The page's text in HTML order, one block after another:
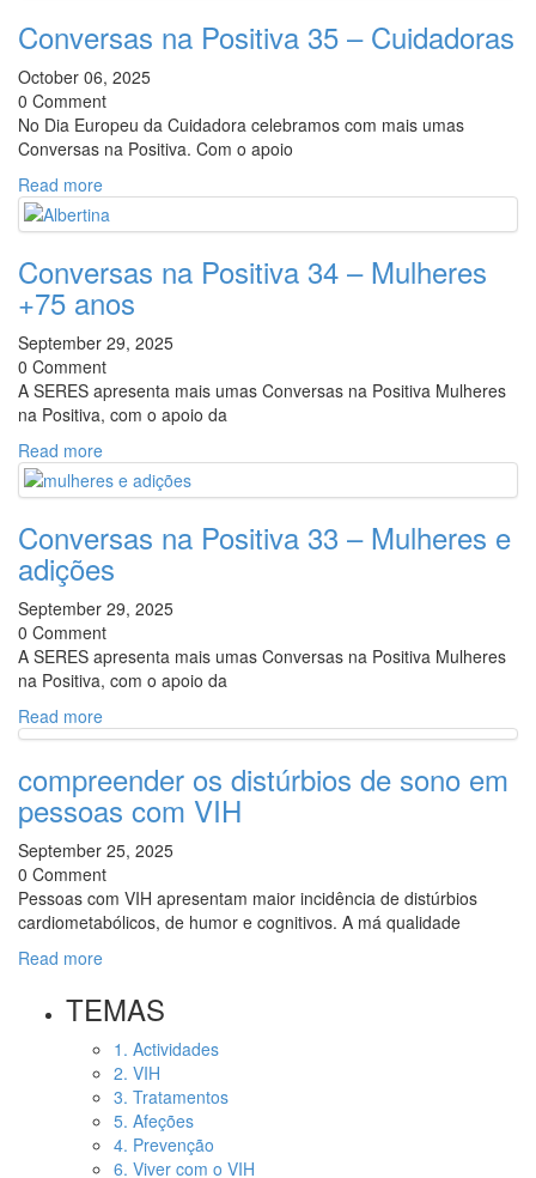
Conversas na Positiva 35 – Cuidadoras
October 06, 2025
0 Comment
No Dia Europeu da Cuidadora celebramos com mais umas
Conversas na Positiva. Com o apoio
Read more
Conversas na Positiva 34 – Mulheres
+75 anos
September 29, 2025
0 Comment
A SERES apresenta mais umas Conversas na Positiva Mulheres
na Positiva, com o apoio da
Read more
Conversas na Positiva 33 – Mulheres e
adições
September 29, 2025
0 Comment
A SERES apresenta mais umas Conversas na Positiva Mulheres
na Positiva, com o apoio da
Read more
compreender os distúrbios de sono em
pessoas com VIH
September 25, 2025
0 Comment
Pessoas com VIH apresentam maior incidência de distúrbios
cardiometabólicos, de humor e cognitivos. A má qualidade
Read more
TEMAS
1. Actividades
2. VIH
3. Tratamentos
5. Afeções
4. Prevenção
6. Viver com o VIH